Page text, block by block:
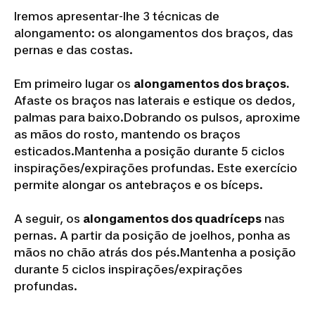
Iremos apresentar-lhe 3 técnicas de
alongamento: os alongamentos dos braços, das
pernas e das costas.
Em primeiro lugar os alongamentos dos braços.
Afaste os braços nas laterais e estique os dedos,
palmas para baixo.Dobrando os pulsos, aproxime
as mãos do rosto, mantendo os braços
esticados.Mantenha a posição durante 5 ciclos
inspirações/expirações profundas. Este exercício
permite alongar os antebraços e os bíceps.
A seguir, os alongamentos dos quadríceps nas
pernas. A partir da posição de joelhos, ponha as
mãos no chão atrás dos pés.Mantenha a posição
durante 5 ciclos inspirações/expirações
profundas.